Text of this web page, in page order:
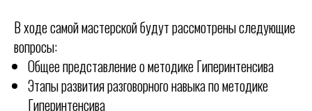
В ходе самой мастерской будут рассмотрены следующие
вопросы:
Общее представление о методике Гиперинтенсива
Этапы развития разговорного навыка по методике
Гиперинтенсива